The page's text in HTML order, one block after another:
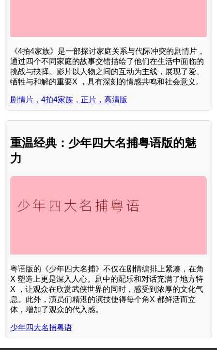
《4拍4家族》是一部探讨家庭关系与代际冲突的剧情片，
通过四个不同家庭的故事交错描绘了他们在生活中面临的
挑战与抉择。影片以人物之间的互动为主线，展现了爱、
牺牲与和解的重要X ，具有深刻的情感共鸣和社会意义。
剧情片，4拍4家族，正片，高清版
重温经典：少年四大名捕粤语版的魅
力
粤语版的《少年四大名捕》不仅在剧情编排上紧凑，在角
X 塑造上更是深入人心。剧中的配乐和对话充满了地方特
X ，让观众在欣赏武侠世界的同时，感受到浓厚的文化气
息。此外，演员们精湛的演技使得每个角X 都鲜活而立
体，增加了观众的代入感。
少年四大名捕粤语